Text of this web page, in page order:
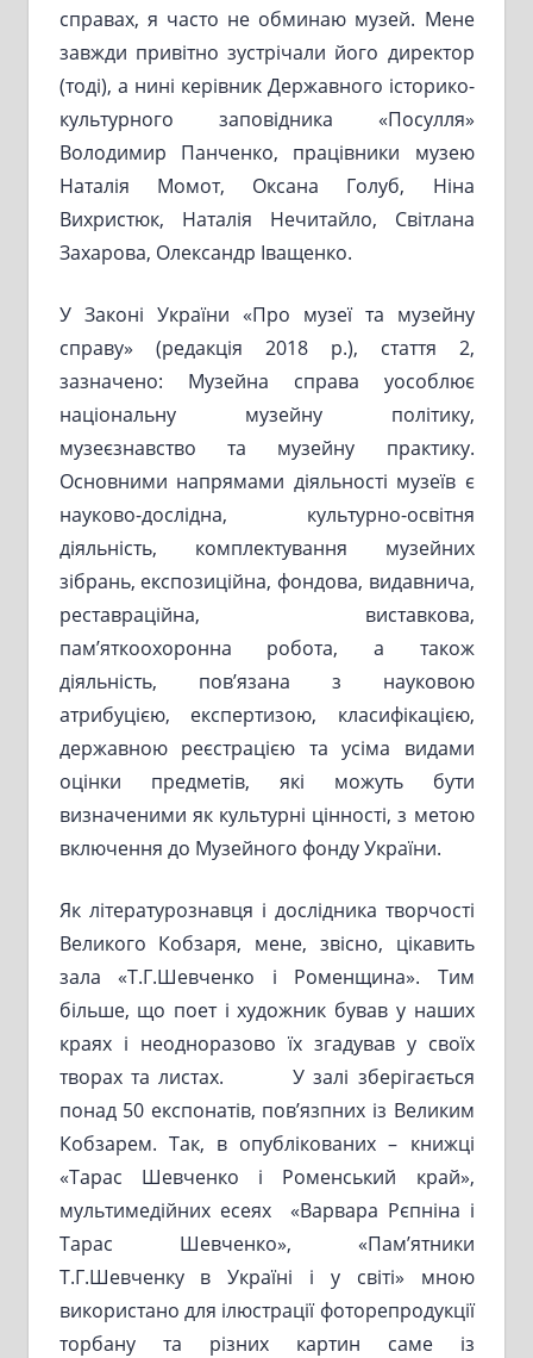
справах, я часто не обминаю музей. Мене
завжди привітно зустрічали його директор
(тоді), а нині керівник Державного історико-
культурного заповідника «Посулля»
Володимир Панченко, працівники музею
Наталія Момот, Оксана Голуб, Ніна
Вихристюк, Наталія Нечитайло, Світлана
Захарова, Олександр Іващенко.
У Законі України «Про музеї та музейну
справу» (редакція 2018 р.), стаття 2,
зазначено: Музейна справа уособлює
національну музейну політику,
музеєзнавство та музейну практику.
Основними напрямами діяльності музеїв є
науково-дослідна, культурно-освітня
діяльність, комплектування музейних
зібрань, експозиційна, фондова, видавнича,
реставраційна, виставкова,
пам’яткоохоронна робота, а також
діяльність, пов’язана з науковою
атрибуцією, експертизою, класифікацією,
державною реєстрацією та усіма видами
оцінки предметів, які можуть бути
визначеними як культурні цінності, з метою
включення до Музейного фонду України.
Як літературознавця і дослідника творчості
Великого Кобзаря, мене, звісно, цікавить
зала «Т.Г.Шевченко і Роменщина». Тим
більше, що поет і художник бував у наших
краях і неодноразово їх згадував у своїх
творах та листах. У залі зберігається
понад 50 експонатів, пов’язпних із Великим
Кобзарем. Так, в опублікованих – книжці
«Тарас Шевченко і Роменський край»,
мультимедійних есеях «Варвара Рєпніна і
Тарас Шевченко», «Пам’ятники
Т.Г.Шевченку в Україні і у світі» мною
використано для ілюстрації фоторепродукції
торбану та різних картин саме із